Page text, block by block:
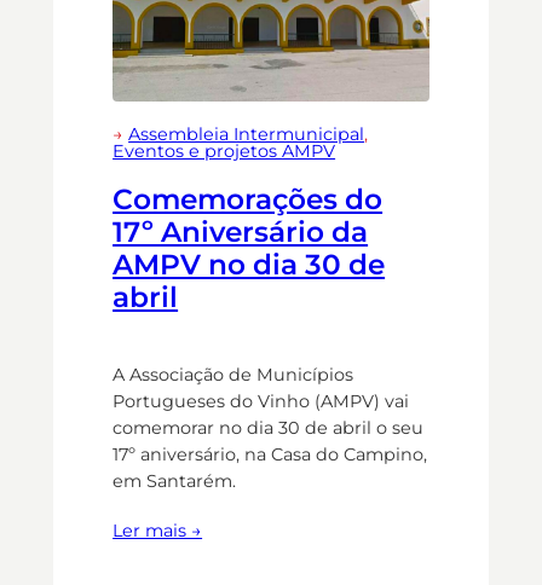
→Assembleia Intermunicipal
Eventos e projetos AMPV
Comemorações do
17º Aniversário da
AMPV no dia 30 de
abril
A Associação de Municípios
Portugueses do Vinho (AMPV) vai
comemorar no dia 30 de abril o seu
17º aniversário, na Casa do Campino,
em Santarém.
Ler mais →